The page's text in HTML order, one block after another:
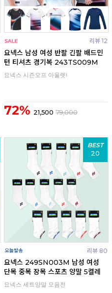
리뷰 12
요넥스 남성 여성 반팔 긴팔 배드민
턴 티셔츠 경기복 243TS009M
요넥스 시즌오프 아울렛!
72% 21,500 79,000
BEST
20
리뷰 80
요넥스 249SN003M 남성 여성
단목 중목 장목 스포츠 양말 5켤레
요넥스 세트양말 모음전